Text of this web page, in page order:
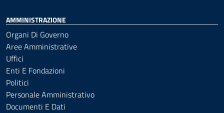
AMMINISTRAZIONE
Organi Di Governo
Aree Amministrative
Uffici
Enti E Fondazioni
Politici
Personale Amministrativo
Documenti E Dati